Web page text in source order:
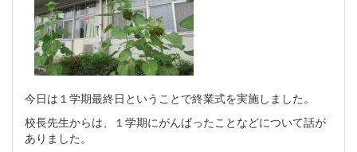
今日は１学期最終日ということで終業式を実施しました。
校長先生からは、１学期にがんばったことなどについて話が
ありました。